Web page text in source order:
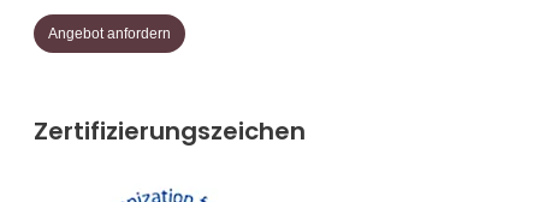
Angebot anfordern
Zertifizierungszeichen